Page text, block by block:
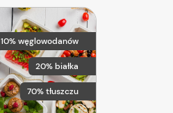
10% węglowodanów
20% białka
70% tłuszczu